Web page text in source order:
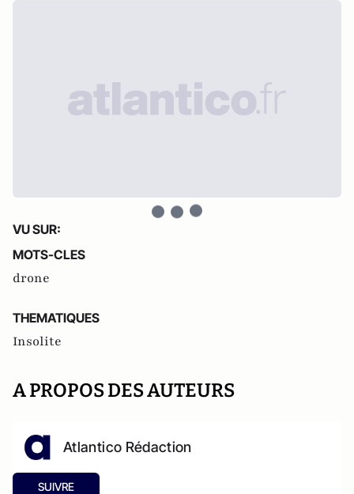
VU SUR:
MOTS-CLES
drone
THEMATIQUES
Insolite
A PROPOS DES AUTEURS
Atlantico Rédaction
SUIVRE